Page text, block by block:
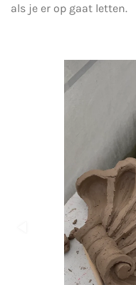
als je er op gaat letten.